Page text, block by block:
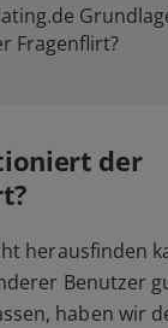
Fragenflirt?
der
herausfinden
Benutzer
haben wir